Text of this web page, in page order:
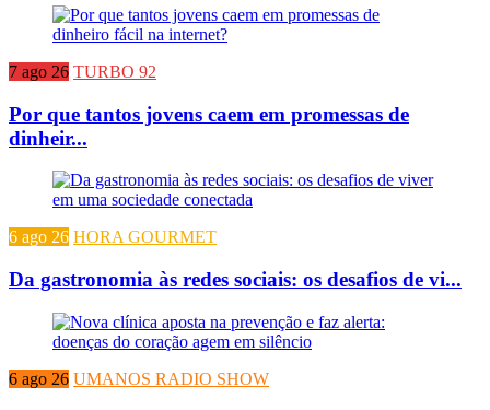
7 ago 26 TURBO 92
Por que tantos jovens caem em promessas de
dinheir...
6 ago 26 HORA GOURMET
Da gastronomia às redes sociais: os desafios de vi...
6 ago 26 UMANOS RADIO SHOW